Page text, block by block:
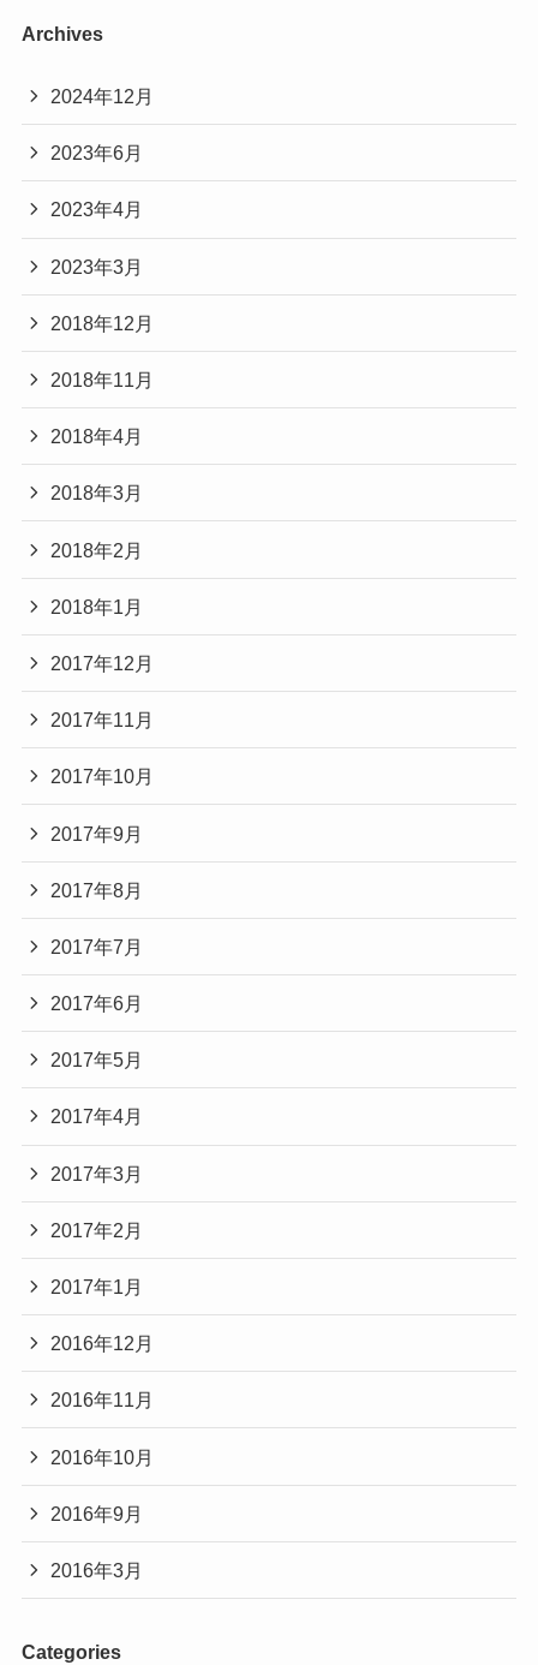
Archives
2024年12月
2023年6月
2023年4月
2023年3月
2018年12月
2018年11月
2018年4月
2018年3月
2018年2月
2018年1月
2017年12月
2017年11月
2017年10月
2017年9月
2017年8月
2017年7月
2017年6月
2017年5月
2017年4月
2017年3月
2017年2月
2017年1月
2016年12月
2016年11月
2016年10月
2016年9月
2016年3月
Categories